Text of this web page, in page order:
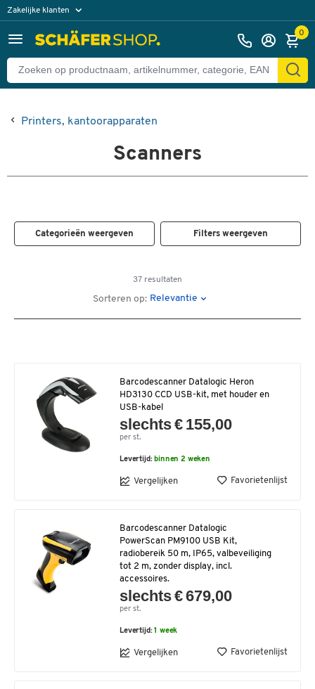
Zakelijke klanten
Particuliere klanten 0
Printers, kantoorapparaten
Scanners
Categorieën weergeven Filters weergeven
37 resultaten
Sorteren op: Relevantie
Barcodescanner Datalogic Heron
HD3130 CCD USB-kit, met houder en
USB-kabel
slechts € 155,00
per st.
Levertijd: binnen 2 weken
Vergelijken Favorietenlijst
Barcodescanner Datalogic
PowerScan PM9100 USB Kit,
radiobereik 50 m, IP65, valbeveiliging
tot 2 m, zonder display, incl.
accessoires.
slechts € 679,00
per st.
Levertijd:1 week
Vergelijken Favorietenlijst